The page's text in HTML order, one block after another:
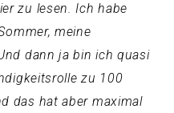
zu lesen. Ich habe
meine
dann ja bin ich quasi
zu 100
das hat aber maximal